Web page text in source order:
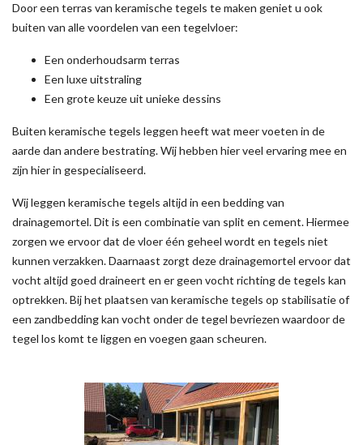
Door een terras van keramische tegels te maken geniet u ook
buiten van alle voordelen van een tegelvloer:
Een onderhoudsarm terras
Een luxe uitstraling
Een grote keuze uit unieke dessins
Buiten keramische tegels leggen heeft wat meer voeten in de
aarde dan andere bestrating. Wij hebben hier veel ervaring mee en
zijn hier in gespecialiseerd.
Wij leggen keramische tegels altijd in een bedding van
drainagemortel. Dit is een combinatie van split en cement. Hiermee
zorgen we ervoor dat de vloer één geheel wordt en tegels niet
kunnen verzakken. Daarnaast zorgt deze drainagemortel ervoor dat
vocht altijd goed draineert en er geen vocht richting de tegels kan
optrekken. Bij het plaatsen van keramische tegels op stabilisatie of
een zandbedding kan vocht onder de tegel bevriezen waardoor de
tegel los komt te liggen en voegen gaan scheuren.